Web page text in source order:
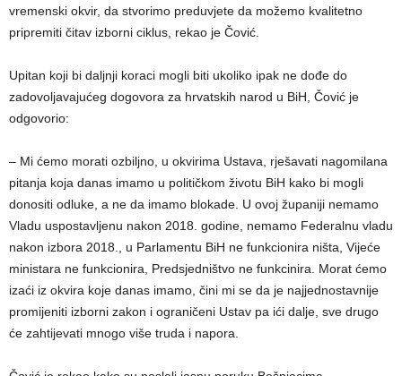
vremenski okvir, da stvorimo preduvjete da možemo kvalitetno
pripremiti čitav izborni ciklus, rekao je Čović.
Upitan koji bi daljnji koraci mogli biti ukoliko ipak ne dođe do
zadovoljavajućeg dogovora za hrvatskih narod u BiH, Čović je
odgovorio:
– Mi ćemo morati ozbiljno, u okvirima Ustava, rješavati nagomilana
pitanja koja danas imamo u političkom životu BiH kako bi mogli
donositi odluke, a ne da imamo blokade. U ovoj županiji nemamo
Vladu uspostavljenu nakon 2018. godine, nemamo Federalnu vladu
nakon izbora 2018., u Parlamentu BiH ne funkcionira ništa, Vijeće
ministara ne funkcionira, Predsjedništvo ne funkcinira. Morat ćemo
izaći iz okvira koje danas imamo, čini mi se da je najjednostavnije
promijeniti izborni zakon i ograničeni Ustav pa ići dalje, sve drugo
će zahtijevati mnogo više truda i napora.